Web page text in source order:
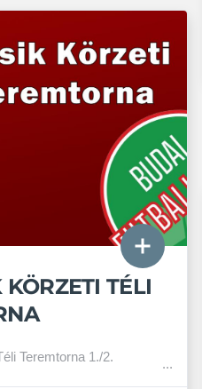
TÉLI
Teremtorna 1./2.